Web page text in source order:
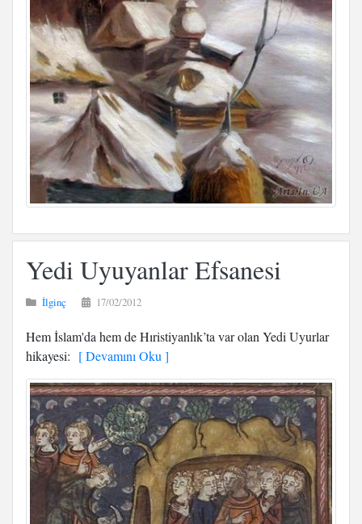
Yedi Uyuyanlar Efsanesi
İlginç 17/02/2012
Hem İslam'da hem de Hıristiyanlık’ta var olan Yedi Uyurlar
hikayesi: [ Devamını Oku ]